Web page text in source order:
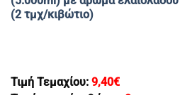
(2 τμχ/κιβώτιο)
Τιμή Τεμαχίου: 9,40€